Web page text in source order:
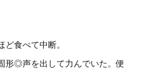
食べて中断。
形◎声を出して力んでいた。便